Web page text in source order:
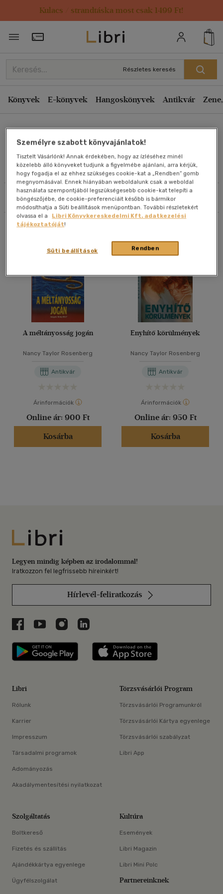
Kulacs / strandtáska most csak 1499 Ft!
Törzsvásárlói Kártya adatai
Részletes keresés
Könyvek E-könyvek Hangoskönyvek Antikvár
Nancy Taylor Rosenberg
Művei
Szűrés Rendezés
Rendezés
Kiadás éve szerint csökkenő
Ár szerint csökkenő
Eladott darabszám szerint csökkenő
Eladott darabszám szerint növekvő
Cím szerint A-Z
Szerző szerint A-Z
Megjelenítés
20 db / oldal
Alkalmaz
A méltányosság jogán
Nancy Taylor Rosenberg
Antikvár
Árinformációk
Online ár: 900 Ft
Kosárba
Enyhítő körülmények
Nancy Taylor Rosenberg
Antikvár
Árinformációk
Online ár: 950 Ft
Kosárba
Libri
Legyen mindig képben az irodalommal!
Iratkozzon fel legfrissebb híreinkért!
Hírlevél-feliratkozás
Libri a Facebookon
Libri a Youtube-on
Libri az Instagramon
Libri a LinkedInen
Libri applikáció Szerezd meg: Google
Libri
Rólunk
Karrier
Impresszum
Társadalmi programok
Adományozás
Akadálymentesítési nyilatkozat
Törzsvásárlói Program
Törzsvásárlói Programunkról
Törzsvásárlói Kártya egyenlege
Törzsvásárlói szabályzat
Libri App
Szolgáltatás
Boltkereső
Fizetés és szállítás
Ajándékkártya egyenlege
Ügyfélszolgálat
Kultúra
Események
Libri Magazin
Libri Mini Polc
Partnereinknek
Személyre szabott könyvajánlatok!
Tisztelt Vásárlónk! Annak érdekében, hogy az ízléséhez minél
közelebb álló könyveket tudjunk a figyelmébe ajánlani, arra kérjük,
hogy fogadja el az ehhez szükséges cookie-kat a „Rendben” gomb
megnyomásával. Ennek hiányában weboldalunk csak a weboldal
használata szempontjából legszükségesebb cookie-kat telepíti a
böngészőjébe, de cookie-preferenciáit később is bármikor
módosíthatja a Süti beállítások menüpontban. További részletekért
olvassa el a
Libri Könyvkereskedelmi Kft. adatkezelési
tájékoztatóját!
Rendben
Süti beállítások